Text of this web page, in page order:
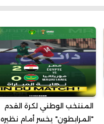
المنتخب الوطني لكرة القدم
"المرابطون" يخسر أمام نظيره